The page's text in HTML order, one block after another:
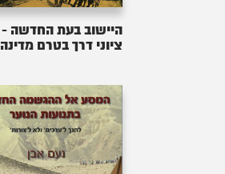
היישוב בעת החדשה -
ציוני דרך בטרם מדינה